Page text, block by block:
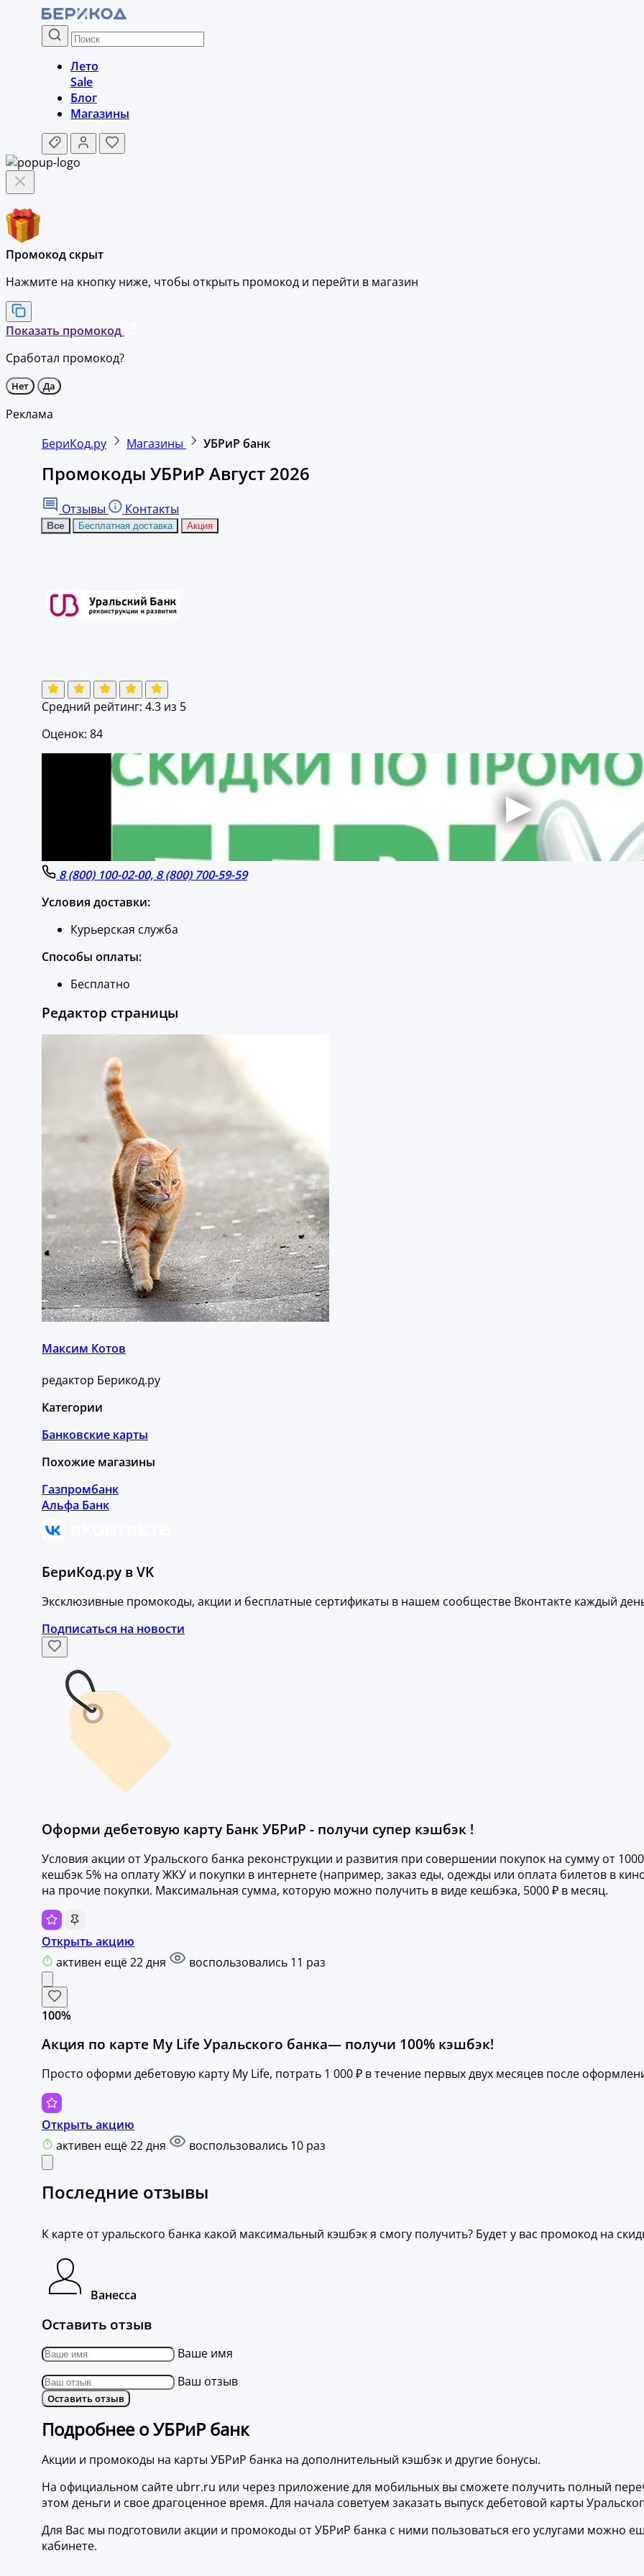
Лето
Sale
Блог
Магазины
Промокод скрыт
Нажмите на кнопку ниже, чтобы открыть промокод и перейти в магазин
Показать промокод
Сработал промокод?
Нет Да
Реклама
БериКод.ру
Магазины УБРиР банк
Промокоды УБРиР Август 2026
Отзывы Контакты
Все Бесплатная доставка Акция
Средний рейтинг: 4.3 из 5
Оценок: 84
8 (800) 100-02-00, 8 (800) 700-59-59
Условия доставки:
Курьерская служба
Способы оплаты:
Бесплатно
Редактор страницы
Максим Котов
редактор Берикод.ру
Категории
Банковские карты
Похожие магазины
Газпромбанк
Альфа Банк
БериКод.ру в VK
Эксклюзивные промокоды, акции и бесплатные сертификаты в нашем сообществе Вконтакте каждый
Подписаться на новости
Оформи дебетовую карту Банк УБРиР - получи супер кэшбэк !
Условия акции от Уральского банка реконструкции и развития при совершении покупок на сумму от
кешбэк 5% на оплату ЖКУ и покупки в интернете (например, заказ еды, одежды или оплата билетов в
на прочие покупки. Максимальная сумма, которую можно получить в виде кешбэка, 5000 ₽ в месяц.
Открыть акцию
активен ещё 22 дня
воспользовались 11 раз
100%
Акция по карте My Life Уральского банка— получи 100% кэшбэк!
Просто оформи дебетовую карту My Life, потрать 1 000 ₽ в течение первых двух месяцев после
Открыть акцию
активен ещё 22 дня
воспользовались 10 раз
Последние отзывы
К карте от уральского банка какой максимальный кэшбэк я смогу получить? Будет у вас промокод на
Ванесса
Оставить отзыв
Ваше имя
Ваш отзыв
Оставить отзыв
Подробнее о УБРиР банк
Акции и промокоды на карты УБРиР банка на дополнительный кэшбэк и другие бонусы.
На официальном сайте ubrr.ru или через приложение для мобильных вы сможете получить полный
этом деньги и свое драгоценное время. Для начала советуем заказать выпуск дебетовой карты
Для Вас мы подготовили акции и промокоды от УБРиР банка с ними пользоваться его услугами можно
кабинете.